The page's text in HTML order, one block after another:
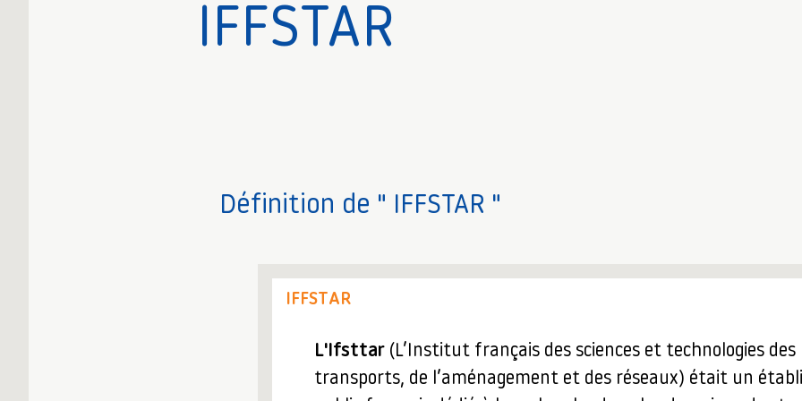
IFFSTAR
Définition de " IFFSTAR "
IFFSTAR
L'Ifsttar(L’Institut français des sciences et technologies des
transports, de l’aménagement et des réseaux) était un